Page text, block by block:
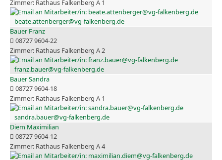
Rathaus Falkenberg A 1
beate.attenberger@vg-falkenberg.de
Bauer Franz
08727 9604-22
Rathaus Falkenberg A 2
franz.bauer@vg-falkenberg.de
Bauer Sandra
08727 9604-18
Rathaus Falkenberg A 1
sandra.bauer@vg-falkenberg.de
Diem Maximilian
08727 9604-12
Rathaus Falkenberg A 4